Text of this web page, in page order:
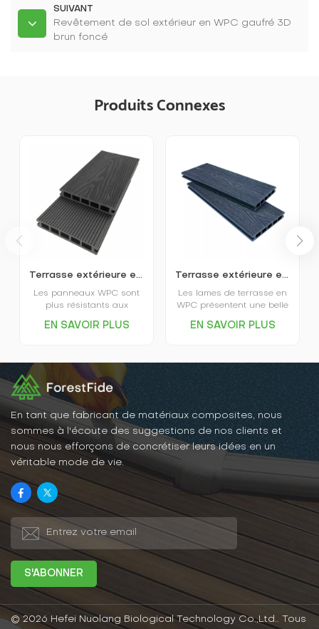
SUIVANT
Revêtement de sol extérieur en WPC gaufré 3D
brun foncé
Produits Connexes
Terrasse extérieure en plastique imitation bois en relief 3D
Les panneaux WPC sont
plus résistants aux
stables ; ils ne se
pas affectés par les
termites, la pourriture ou
d’autres problèmes liés au
soleil et à la pluie. Ainsi,
les panneaux WPC
conservent longtemps leur
fonctionnalité en extérieur.
EN SAVOIR PLUS
Terrasse extérieure en WPC gaufré, respectueuse de l'environnement
Les lames de terrasse en
WPC présentent une belle
uniforme, ne se décolorent
EN SAVOIR PLUS
En tant que fabricant de matériaux composites, nous
sommes à l'écoute des suggestions de nos clients et
nous nous efforçons de concrétiser leurs idées en un
véritable mode de vie.
© 2026 Hefei Nuolang Biological Technology Co.,Ltd.. Tous